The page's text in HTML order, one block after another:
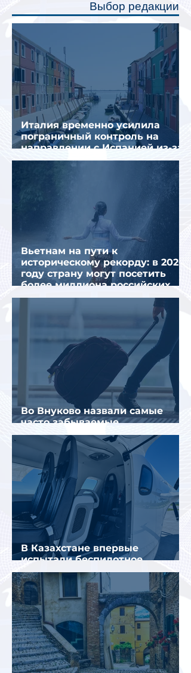
Выбор редакции
Италия временно усилила
пограничный контроль на
направлении с Испанией из-за
миграционного кризиса
Вьетнам на пути к
историческому рекорду: в 2026
году страну могут посетить
более миллиона российских
туристов
Во Внуково назвали самые
часто забываемые
пассажирами вещи
В Казахстане впервые
испытали беспилотное
аэротакси с пассажирами